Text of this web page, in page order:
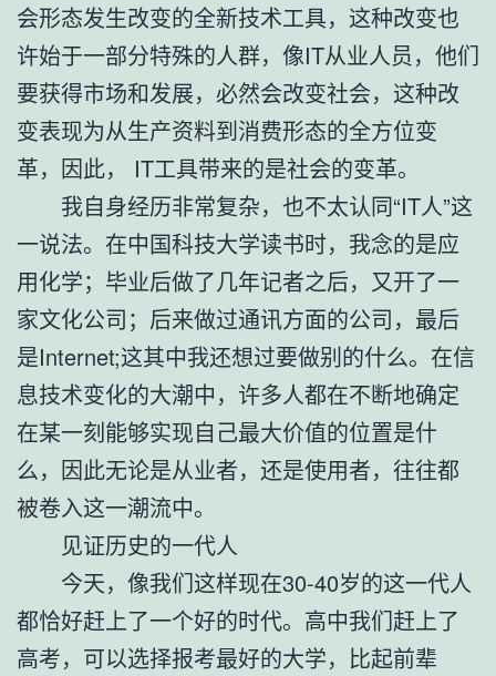
会形态发生改变的全新技术工具，这种改变也
许始于一部分特殊的人群，像IT从业人员，他们
要获得市场和发展，必然会改变社会，这种改
变表现为从生产资料到消费形态的全方位变
革，因此， IT工具带来的是社会的变革。
我自身经历非常复杂，也不太认同“IT人”这
一说法。在中国科技大学读书时，我念的是应
用化学；毕业后做了几年记者之后，又开了一
家文化公司；后来做过通讯方面的公司，最后
是Internet;这其中我还想过要做别的什么。在信
息技术变化的大潮中，许多人都在不断地确定
在某一刻能够实现自己最大价值的位置是什
么，因此无论是从业者，还是使用者，往往都
被卷入这一潮流中。
见证历史的一代人
今天，像我们这样现在30-40岁的这一代人
都恰好赶上了一个好的时代。高中我们赶上了
高考，可以选择报考最好的大学，比起前辈